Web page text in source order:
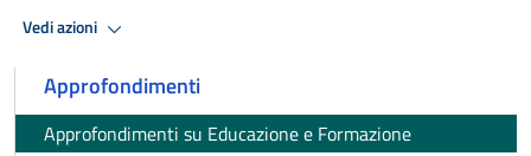
Vedi azioni
Approfondimenti
Approfondimenti su Educazione e Formazione